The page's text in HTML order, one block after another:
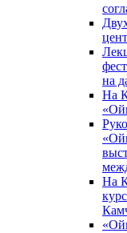
на
На
На